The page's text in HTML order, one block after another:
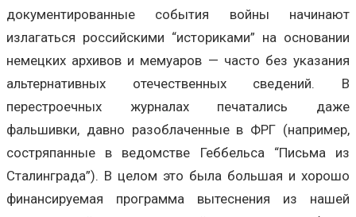
документированные события войны начинают
излагаться российскими “историками” на основании
немецких архивов и мемуаров — часто без указания
альтернативных отечественных сведений. В
перестроечных журналах печатались даже
фальшивки, давно разоблаченные в ФРГ (например,
состряпанные в ведомстве Геббельса “Письма из
Сталинграда”). В целом это была большая и хорошо
финансируемая программа вытеснения из нашей